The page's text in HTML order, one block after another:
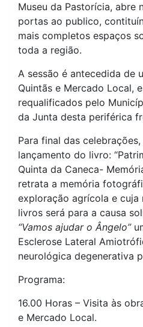
Museu da Pastorícia, abre
portas ao publico,
mais completos espaços
toda a região.
A sessão é antecedida de
Quintãs e Mercado Local,
requalificados pelo
da Junta desta periférica
Para final das
lançamento do livro:
Quinta da Caneca-
retrata a memória
exploração agrícola e cuja
livros será para a causa
“Vamos ajudar o Ângelo”
Esclerose Lateral
neurológica degenerativa
Programa:
16.00 Horas – Visita às
e Mercado Local.